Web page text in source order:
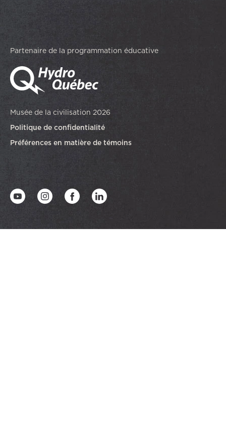
Partenaire de la programmation éducative
Musée de la civilisation 2026
Politique de confidentialité
Préférences en matière de témoins